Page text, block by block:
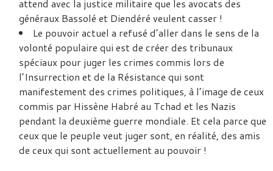
attend avec la justice militaire que les avocats des
généraux Bassolé et Diendéré veulent casser !
Le pouvoir actuel a refusé d’aller dans le sens de la
volonté populaire qui est de créer des tribunaux
spéciaux pour juger les crimes commis lors de
l’Insurrection et de la Résistance qui sont
manifestement des crimes politiques, à l’image de ceux
commis par Hissène Habré au Tchad et les Nazis
pendant la deuxième guerre mondiale. Et cela parce que
ceux que le peuple veut juger sont, en réalité, des amis
de ceux qui sont actuellement au pouvoir !